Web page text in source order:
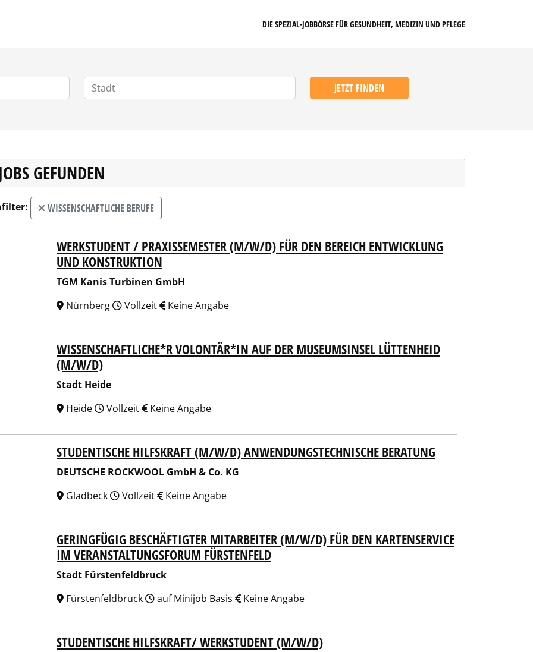
DIE SPEZIAL-JOBBÖRSE FÜR GESUNDHEIT, MEDIZIN UND PFLEGE
JETZT FINDEN
GEFUNDEN
WISSENSCHAFTLICHE BERUFE
Kanis Turbinen GmbHWERKSTUDENT / PRAXISSEMESTER (M/W/D) FÜR DEN BEREICH ENTWICKLUNG
UND KONSTRUKTION
TGM Kanis Turbinen GmbH
Nürnberg
Vollzeit Keine Angabe
WISSENSCHAFTLICHE*R VOLONTÄR*IN AUF DER MUSEUMSINSEL LÜTTENHEID
(M/W/D)
Stadt Heide
Heide
Vollzeit Keine Angabe
ROCKWOOL GmbH & Co. KG
STUDENTISCHE HILFSKRAFT (M/W/D) ANWENDUNGSTECHNISCHE BERATUNG
DEUTSCHE ROCKWOOL GmbH & Co. KG
Gladbeck
Vollzeit Keine Angabe
FürstenfeldbruckGERINGFÜGIG BESCHÄFTIGTER MITARBEITER (M/W/D) FÜR DEN KARTENSERVICE
IM VERANSTALTUNGSFORUM FÜRSTENFELD
Stadt Fürstenfeldbruck
Fürstenfeldbruck
auf Minijob Basis Keine Angabe
ROCKWOOL GmbH & Co. KG
STUDENTISCHE HILFSKRAFT/ WERKSTUDENT (M/W/D)